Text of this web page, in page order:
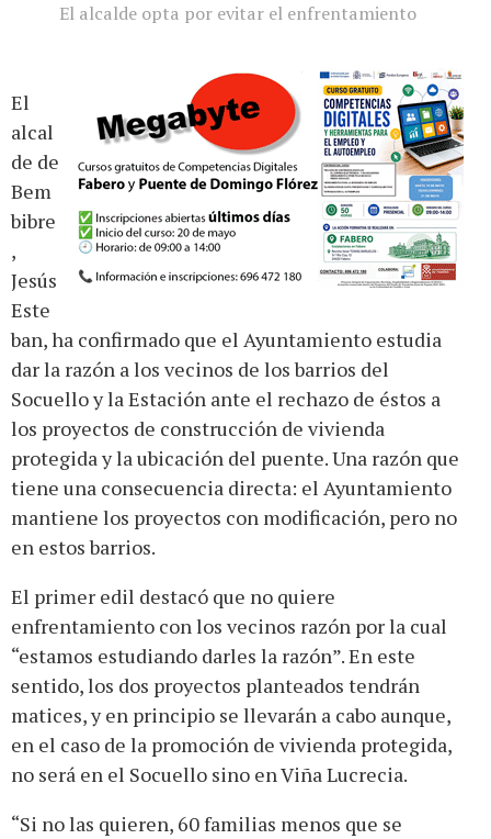
El alcalde opta por evitar el enfrentamiento
El
alcal
de de
Bem
bibre
,
Jesús
Este
ban, ha confirmado que el Ayuntamiento estudia
dar la razón a los vecinos de los barrios del
Socuello y la Estación ante el rechazo de éstos a
los proyectos de construcción de vivienda
protegida y la ubicación del puente. Una razón que
tiene una consecuencia directa: el Ayuntamiento
mantiene los proyectos con modificación, pero no
en estos barrios.
El primer edil destacó que no quiere
enfrentamiento con los vecinos razón por la cual
“estamos estudiando darles la razón”. En este
sentido, los dos proyectos planteados tendrán
matices, y en principio se llevarán a cabo aunque,
en el caso de la promoción de vivienda protegida,
no será en el Socuello sino en Viña Lucrecia.
“Si no las quieren, 60 familias menos que se